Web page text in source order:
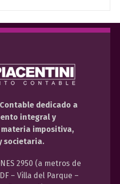
dedicado a
integral y
impositiva,
societaria.
2950 (a metros de
– Villa del Parque –